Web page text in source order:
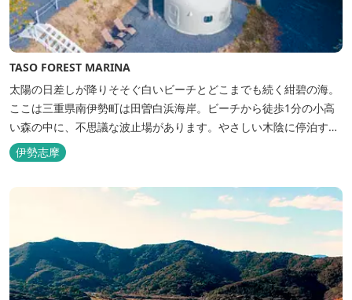
TASO FOREST MARINA
太陽の日差しが降りそそぐ白いビーチとどこまでも続く紺碧の海。
ここは三重県南伊勢町は田曽白浜海岸。ビーチから徒歩1分の小高
い森の中に、不思議な波止場があります。やさしい木陰に停泊する
のは3艇のヨット。日本初の森のマリーナです。 航海の気分高まる
インテリアは見た目からは想像できないほど広く、くつろぎの空
間。夏場でもエアコン完備で快適にお過ごしいただけます。甲板の
上に寝転んで夜空を見上げれば...
伊勢志摩